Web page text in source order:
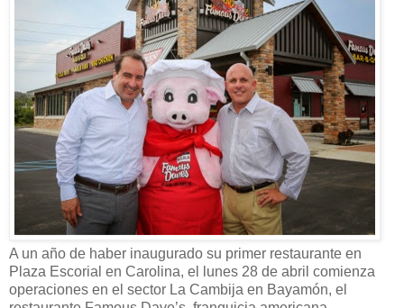
A un año de haber inaugurado su primer restaurante en
Plaza Escorial en Carolina, el lunes 28 de abril comienza
operaciones en el sector La Cambija en Bayamón, el